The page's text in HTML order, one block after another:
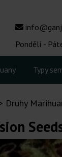
Pondělí -
Typy
Druhy